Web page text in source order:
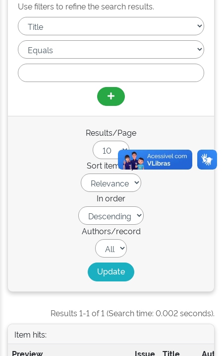
Use filters to refine the search results.
Results/Page
Sort items by
In order
Authors/record
Results 1-1 of 1 (Search time: 0.002 seconds).
Item hits:
Preview
Issue
Title